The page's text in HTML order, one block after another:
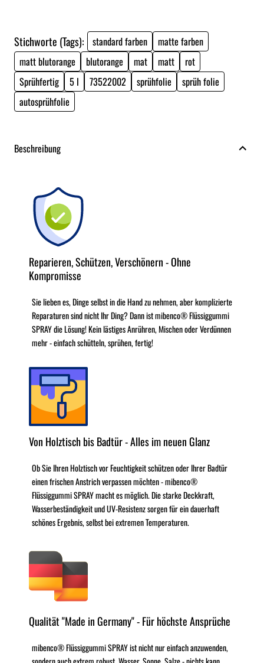
Stichworte (Tags): standard farben
matte farben
matt blutorange
blutorange mat matt
rot
Sprühfertig
5 l 73522002 sprühfolie
sprüh folie
autosprühfolie
Beschreibung
Reparieren, Schützen, Verschönern - Ohne
Kompromisse
Sie lieben es, Dinge selbst in die Hand zu nehmen, aber komplizierte
Reparaturen sind nicht Ihr Ding? Dann ist mibenco® Flüssiggummi
SPRAY die Lösung! Kein lästiges Anrühren, Mischen oder Verdünnen
mehr - einfach schütteln, sprühen, fertig!
Von Holztisch bis Badtür - Alles im neuen Glanz
Ob Sie Ihren Holztisch vor Feuchtigkeit schützen oder Ihrer Badtür
einen frischen Anstrich verpassen möchten - mibenco®
Flüssiggummi SPRAY macht es möglich. Die starke Deckkraft,
Wasserbeständigkeit und UV-Resistenz sorgen für ein dauerhaft
schönes Ergebnis, selbst bei extremen Temperaturen.
Qualität "Made in Germany" - Für höchste Ansprüche
mibenco® Flüssiggummi SPRAY ist nicht nur einfach anzuwenden,